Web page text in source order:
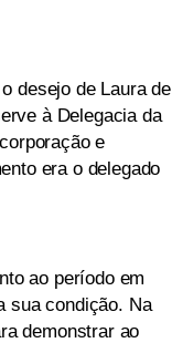
desejo de Laura de
à Delegacia da
e
era o delegado
ao período em
sua condição. Na
demonstrar ao